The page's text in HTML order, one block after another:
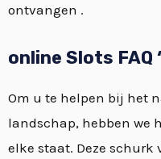
ontvangen .
online Slots FAQ
Om u te helpen bij het
landschap, hebben we
elke staat. Deze schurk